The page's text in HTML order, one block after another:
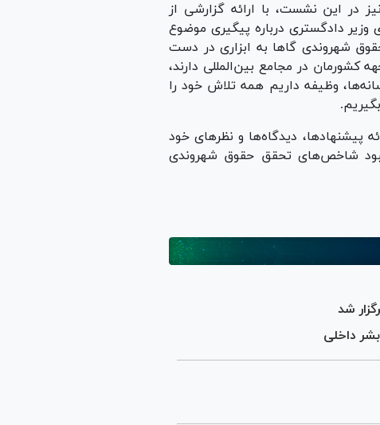
در این نشست، با ارائه گزارشی از
دادگستری درباره پیگیری موضوع
شهروندی گا‌ها به ابزاری در دست
در مجامع بین‌المللی دارند،
وظیفه داریم همه تلاش خود را
پیشنهادها، دیدگاه‌ها و نظرهای خود
شاخص‌های تحقق حقوق شهروندی
شد
داخلی